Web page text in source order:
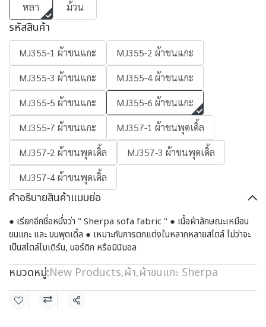
หลา ม้วน
รหัสสินค้า
MJ355-1 ผ้าขนแกะ
MJ355-2 ผ้าขนแกะ
MJ355-3 ผ้าขนแกะ
MJ355-4 ผ้าขนแกะ
MJ355-5 ผ้าขนแกะ
MJ355-6 ผ้าขนแกะ
MJ355-7 ผ้าขนแกะ
MJ357-1 ผ้าขนพุดเดิ้ล
MJ357-2 ผ้าขนพุดเดิ้ล
MJ357-3 ผ้าขนพุดเดิ้ล
MJ357-4 ผ้าขนพุดเดิ้ล
คำอธิบายสินค้าแบบย่อ
● เรียกอีกชื่อหนึ่งว่า " Sherpa sofa fabric " ● เนื้อผ้าลักษณะเหมือน
ขนแกะ และ ขนพุดเดิ้ล ● เหมาะกับการตกแต่งในหลากหลายสไตล์ ไม่ว่าจะ
เป็นสไตล์โมเดิร์น, นอร์ดิก หรือมินิมอล
หมวดหมู่:New Products,ผ้า,ผ้าขนแกะ Sherpa
แชร์